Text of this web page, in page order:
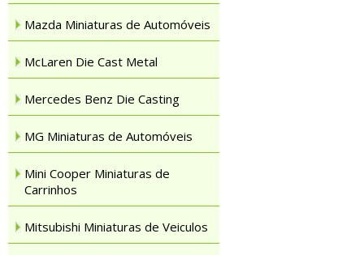
Mazda Miniaturas de Automóveis
McLaren Die Cast Metal
Mercedes Benz Die Casting
MG Miniaturas de Automóveis
Mini Cooper Miniaturas de
Carrinhos
Mitsubishi Miniaturas de Veiculos